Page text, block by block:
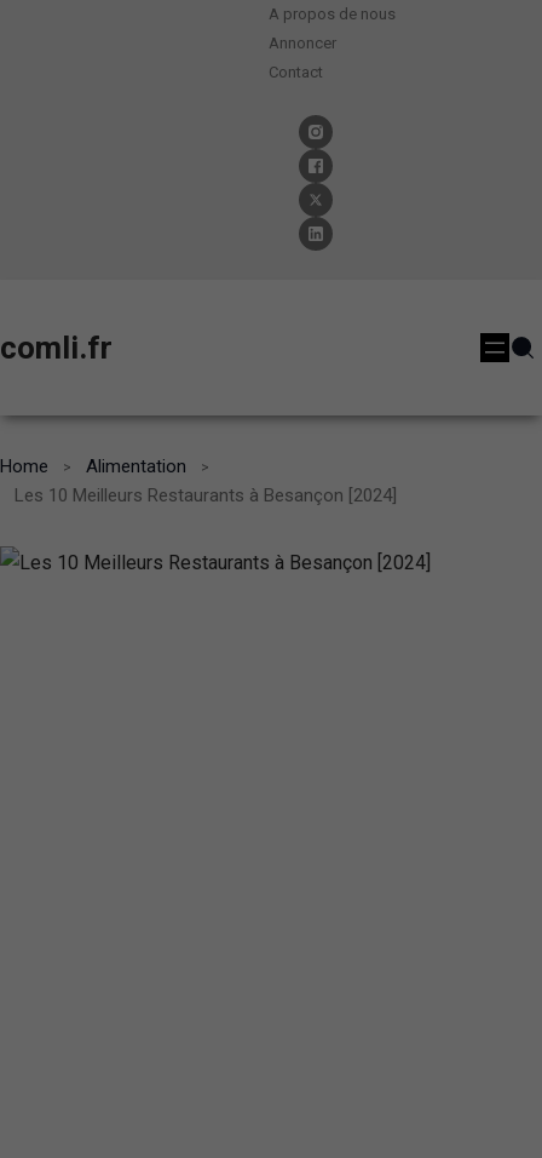
A propos de nous
Annoncer
Contact
comli.fr
Home
Alimentation
Les 10 Meilleurs Restaurants à Besançon [2024]